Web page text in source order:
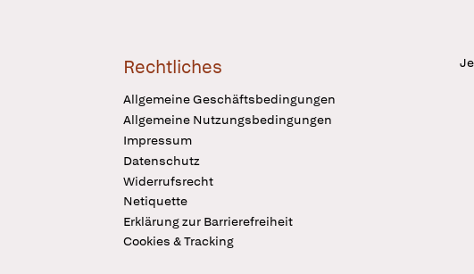
Rechtliches
Allgemeine Geschäftsbedingungen
Allgemeine Nutzungsbedingungen
Impressum
Datenschutz
Widerrufsrecht
Netiquette
Erklärung zur Barrierefreiheit
Cookies & Tracking